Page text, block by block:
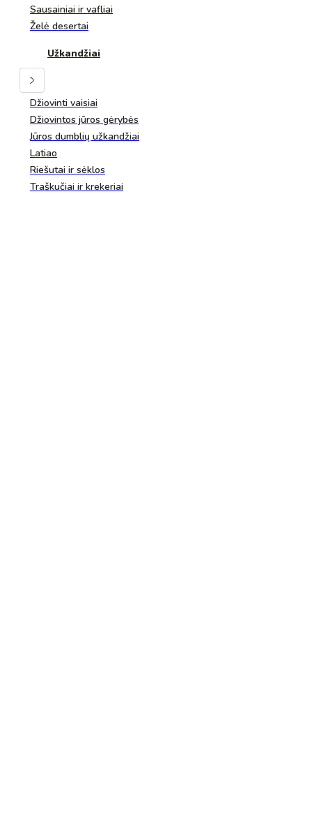
Sausainiai ir vafliai
Želė desertai
Užkandžiai
Džiovinti vaisiai
Džiovintos jūros gėrybės
Jūros dumblių užkandžiai
Latiao
Riešutai ir sėklos
Traškučiai ir krekeriai